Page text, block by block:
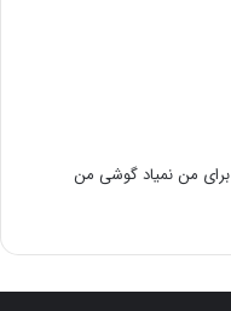
سلام چرا برای من میو آی ۱۲ برای من نمیاد گوشی من